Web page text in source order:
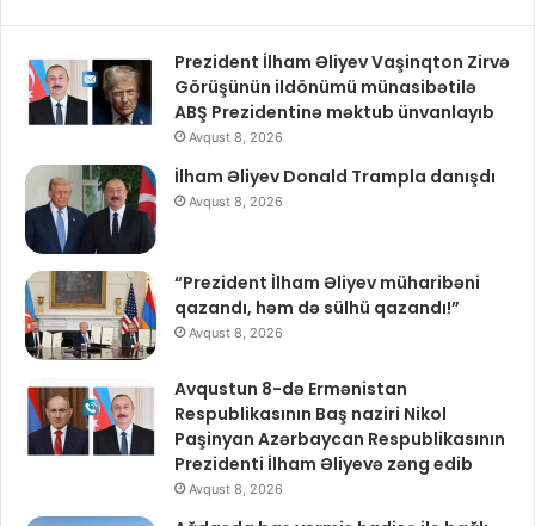
Prezident İlham Əliyev Vaşinqton Zirvə
Görüşünün ildönümü münasibətilə
ABŞ Prezidentinə məktub ünvanlayıb
Avqust 8, 2026
İlham Əliyev Donald Trampla danışdı
Avqust 8, 2026
“Prezident İlham Əliyev müharibəni
qazandı, həm də sülhü qazandı!”
Avqust 8, 2026
Avqustun 8-də Ermənistan
Respublikasının Baş naziri Nikol
Paşinyan Azərbaycan Respublikasının
Prezidenti İlham Əliyevə zəng edib
Avqust 8, 2026